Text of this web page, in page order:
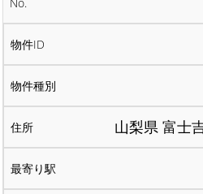
山梨県 富士